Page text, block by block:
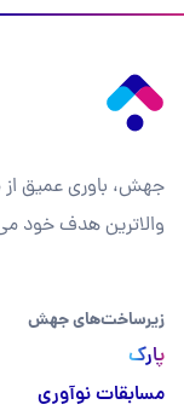
جهش، باوری عمیق از
والاترین هدف خود
زیرساخت‌های جهش
پارک
مسابقات نوآوری